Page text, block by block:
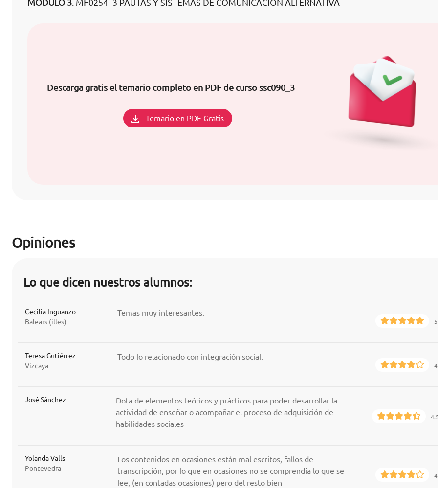
MÓDULO 3. MF0254_3 PAUTAS Y SISTEMAS DE COMUNICACIÓN ALTERNATIVA
Descarga gratis el temario completo en PDF de curso ssc090_3
Temario en PDF Gratis
Opiniones
Lo que dicen nuestros alumnos:
Cecilia Inguanzo
Balears (illes)
Temas muy interesantes.
5
Teresa Gutiérrez
Vizcaya
Todo lo relacionado con integración social.
4
José Sánchez
Dota de elementos teóricos y prácticos para poder desarrollar la
actividad de enseñar o acompañar el proceso de adquisición de
habilidades sociales
Yolanda Valls
Pontevedra
Los contenidos en ocasiones están mal escritos, fallos de
transcripción, por lo que en ocasiones no se comprendía lo que se
lee, (en contadas ocasiones) pero del resto bien
4